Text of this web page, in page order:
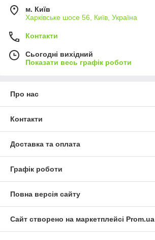
м. Київ
Харківське шосе 56, Київ, Україна
Контакти
Сьогодні вихідний
Показати весь графік роботи
Про нас
Контакти
Доставка та оплата
Графік роботи
Повна версія сайту
Сайт створено на маркетплейсі Prom.ua